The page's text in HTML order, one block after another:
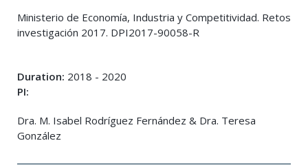
Ministerio de Economía, Industria y Competitividad. Retos
investigación 2017. DPI2017-90058-R
Duration: 2018 - 2020
PI:
Dra. M. Isabel Rodríguez Fernández & Dra. Teresa
González